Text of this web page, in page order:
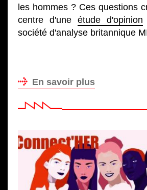
les hommes ? Ces questions
centre d'une étude d'opinion
société d'analyse britannique
En savoir plus